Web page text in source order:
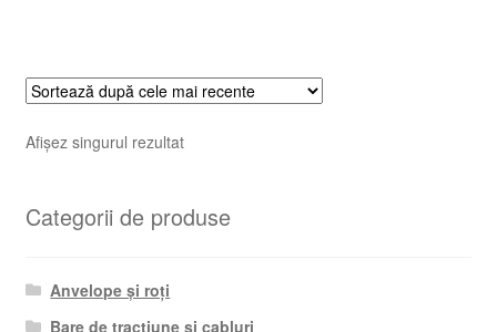
Afișez singurul rezultat
Categorii de produse
Anvelope și roți
Bare de tracțiune și cabluri